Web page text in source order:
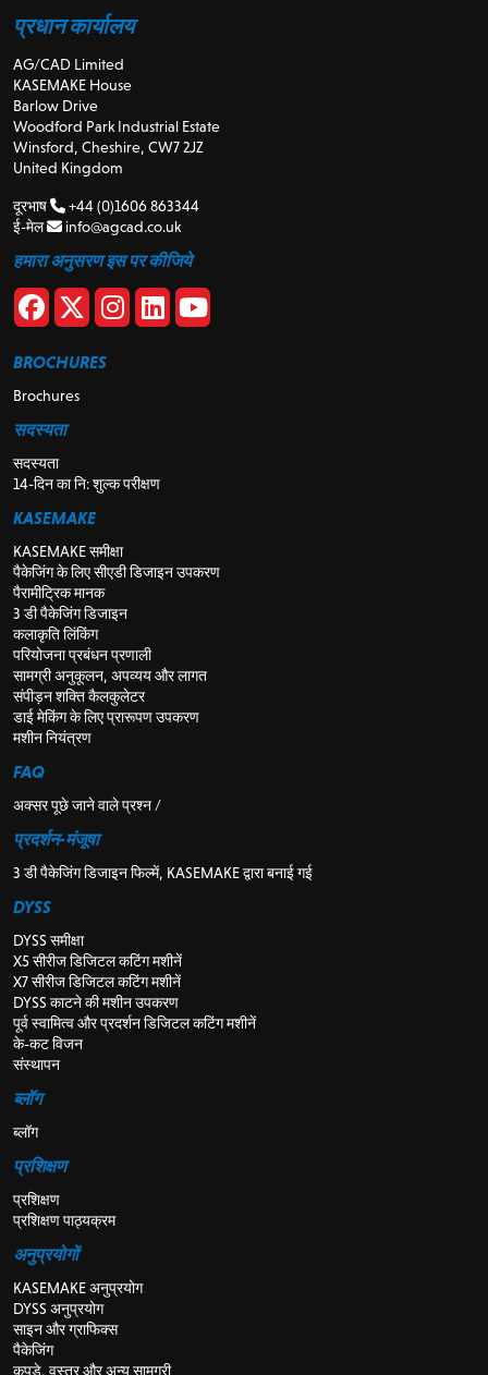
प्रधान कार्यालय
AG/CAD Limited
KASEMAKE House
Barlow Drive
Woodford Park Industrial Estate
Winsford, Cheshire, CW7 2JZ
United Kingdom
दूरभाष
+44 (0)1606 863344
ई-मेल
info@agcad.co.uk
हमारा अनुसरण इस पर कीजिये
BROCHURES
Brochures
सदस्यता
सदस्यता
14-दिन का नि: शुल्क परीक्षण
KASEMAKE
KASEMAKE समीक्षा
पैकेजिंग के लिए सीएडी डिजाइन उपकरण
पैरामीट्रिक मानक
3 डी पैकेजिंग डिजाइन
कलाकृति लिंकिंग
परियोजना प्रबंधन प्रणाली
सामग्री अनुकूलन, अपव्यय और लागत
संपीड़न शक्ति कैलकुलेटर
डाई मेकिंग के लिए प्रारूपण उपकरण
मशीन नियंत्रण
FAQ
अक्सर पूछे जाने वाले प्रश्न /
प्रदर्शन-मंजूषा
3 डी पैकेजिंग डिजाइन फिल्में, KASEMAKE द्वारा बनाई गई
DYSS
DYSS समीक्षा
X5 सीरीज डिजिटल कटिंग मशीनें
X7 सीरीज डिजिटल कटिंग मशीनें
DYSS काटने की मशीन उपकरण
पूर्व स्वामित्व और प्रदर्शन डिजिटल कटिंग मशीनें
के-कट विजन
संस्थापन
ब्लॉग
ब्लॉग
प्रशिक्षण
प्रशिक्षण
प्रशिक्षण पाठ्यक्रम
अनुप्रयोगों
KASEMAKE अनुप्रयोग
DYSS अनुप्रयोग
साइन और ग्राफिक्स
पैकेजिंग
कपड़े, वस्त्र और अन्य सामग्री